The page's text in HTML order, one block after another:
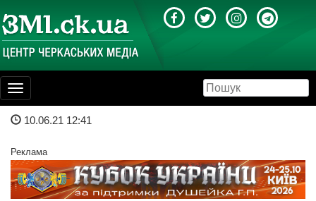
Toggle
navigation
10.06.21 12:41
Реклама